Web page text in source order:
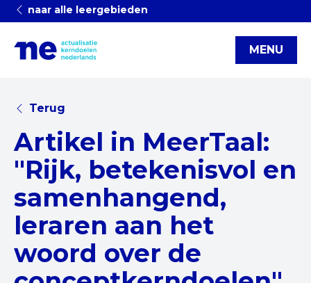
naar alle leergebieden
MENU
Terug
Artikel in MeerTaal:
"Rijk, betekenisvol en
samenhangend,
leraren aan het
woord over de